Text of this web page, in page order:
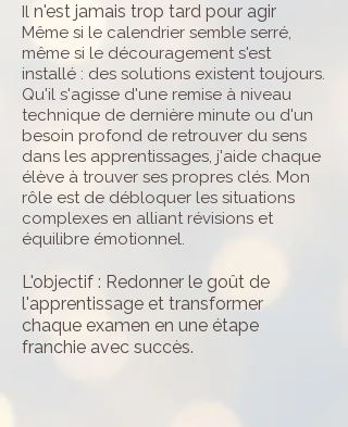
Il n'est jamais trop tard pour agir
Même si le calendrier semble serré,
même si le découragement s'est
installé : des solutions existent toujours.
Qu'il s'agisse d'une remise à niveau
technique de dernière minute ou d'un
besoin profond de retrouver du sens
dans les apprentissages, j'aide chaque
élève à trouver ses propres clés. Mon
rôle est de débloquer les situations
complexes en alliant révisions et
équilibre émotionnel.
L'objectif : Redonner le goût de
l'apprentissage et transformer
chaque examen en une étape
franchie avec succès.